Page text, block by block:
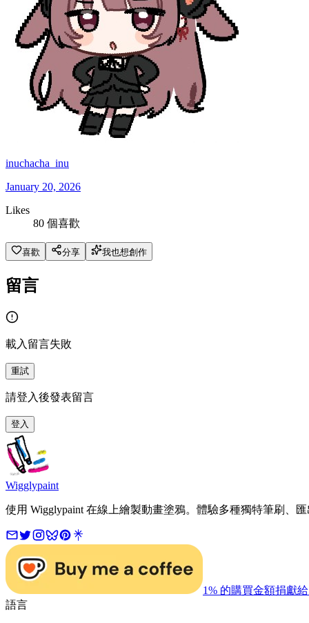
inuchacha_inu
January 20, 2026
Likes
80 個喜歡
喜歡 分享 我也想創作
留言
載入留言失敗
重試
請登入後發表留言
登入
Wigglypaint
使用 Wigglypaint 在線上繪製動畫塗鴉。體驗多種獨特筆刷、
1% 的購買金額捐獻給
語言